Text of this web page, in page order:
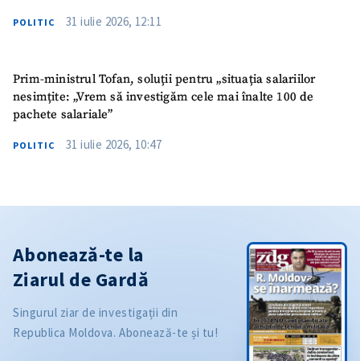
POLITIC 31 iulie 2026, 12:11
Prim-ministrul Tofan, soluții pentru „situația salariilor
nesimțite: „Vrem să investigăm cele mai înalte 100 de
pachete salariale”
POLITIC 31 iulie 2026, 10:47
Abonează-te la
Ziarul de Gardă
Singurul ziar de investigații din
Republica Moldova. Abonează-te și tu!